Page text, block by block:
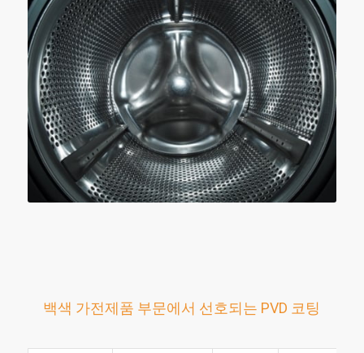
백색 가전제품 부문에서 선호되는 PVD 코팅